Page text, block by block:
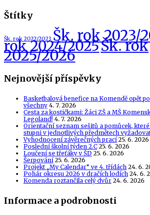
Štítky
Šk. rok 2022/2023 Šk. rok 2023/
rok 2024/2025Šk. rok
2025/2026
Nejnovější příspěvky
Basketbalová benefice na Komendě opět
všechny 4. 7. 2026
Cesta za kostičkami: Žáci ZŠ a MŠ
Legoland! 4. 7. 2026
Orientační seznam sešitů a pomůcek,
stupni v jednotlivých předmětech
Vyhodnocení závěrečných prací 25. 6. 2026
Poslední školní týden 2.C 25. 6. 2026
Loučení se třeťáky v ŠD 25. 6. 2026
Šerpování 25. 6. 2026
Projekt „My Calendar“ ve 4. třídách 24. 6.
Pohár okresu 2026 v dračích lodích 24. 6.
Komenda roztančila celý dvůr 24. 6. 2026
Informace a podrobnosti